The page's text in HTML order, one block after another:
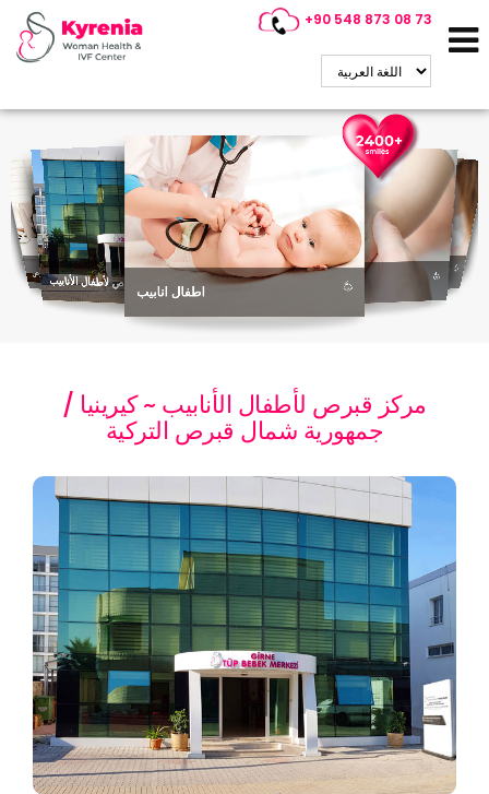
+90 548 873 08 73
استشاري أطفال الأنابيب في قبرصمركز قبرص لأطفال الأنابيب
اطفال انابيب
التبرع بالبويضات التبرع بالحيوانات المنوية
اختيار الجنس
التشخيص الجيني(PGD)
مركز قبرص لأطفال الأنابيب ~ كيرينيا /
جمهورية شمال قبرص التركية